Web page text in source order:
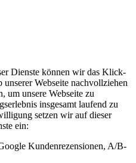
Dienste können wir das Klick-
Webseite nachvollziehen
um unsere Webseite zu
insgesamt laufend zu
setzen wir auf dieser
ein:
Kundenrezensionen, A/B-